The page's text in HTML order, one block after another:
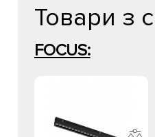
Товари з
FOCUS: